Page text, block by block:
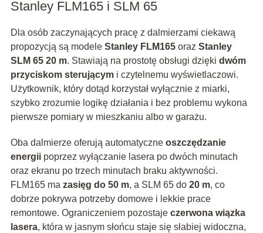
Stanley FLM165 i SLM 65
Dla osób zaczynających pracę z dalmierzami ciekawą
propozycją są modele Stanley FLM165oraz Stanley
SLM 65 20 m. Stawiają na prostotę obsługi dzięki dwóm
przyciskom sterującymi czytelnemu wyświetlaczowi.
Użytkownik, który dotąd korzystał wyłącznie z miarki,
szybko zrozumie logikę działania i bez problemu wykona
pierwsze pomiary w mieszkaniu albo w garażu.
Oba dalmierze oferują automatyczne oszczędzanie
energiipoprzez wyłączanie lasera po dwóch minutach
oraz ekranu po trzech minutach braku aktywności.
FLM165 ma zasięg do 50 m, a SLM 65 do 20 m, co
dobrze pokrywa potrzeby domowe i lekkie prace
remontowe. Ograniczeniem pozostaje czerwona wiązka
lasera, która w jasnym słońcu staje się słabiej widoczna,